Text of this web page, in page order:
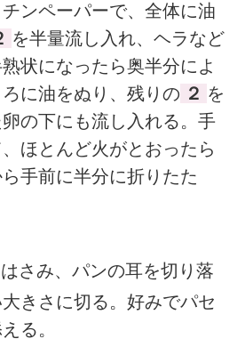
ンペーパーで、全体に油
を半量流し入れ、ヘラなど
状になったら奥半分によ
に油をぬり、残りの ２ を
の下にも流し入れる。手
ほとんど火がとおったら
手前に半分に折りたた
さみ、パンの耳を切り落
きさに切る。好みでパセ
る。